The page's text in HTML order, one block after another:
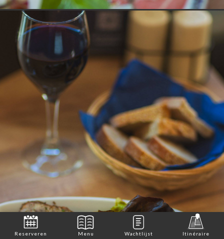
Reserveren Menu Wachtlijst Itinéraire